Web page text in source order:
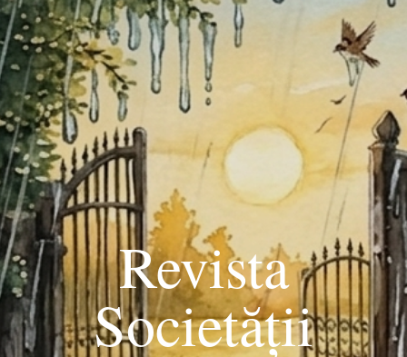
Revista
Societății